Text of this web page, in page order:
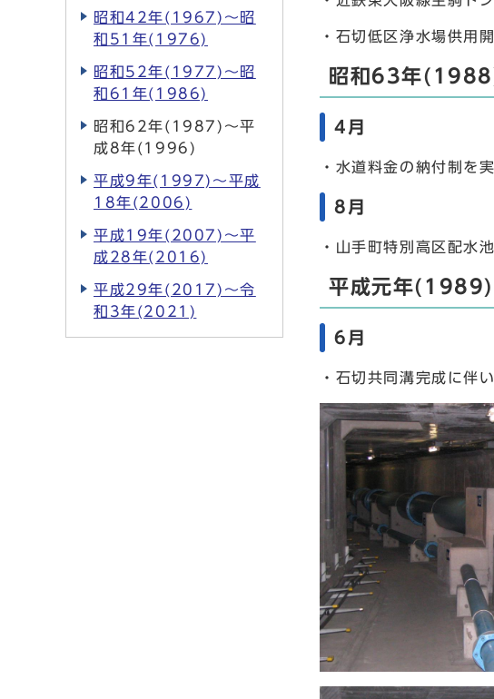
・石切低区浄水場供用
昭和63年
4月
・水道料金の納付制を
8月
・山手町特別高区配水
平成元年(1989)
6月
・石切共同溝完成に伴
昭和42年(1967)～昭
和51年(1976)
昭和52年(1977)～昭
和61年(1986)
昭和62年(1987)～平
成8年(1996)
平成9年(1997)～平成
18年(2006)
平成19年(2007)～平
成28年(2016)
平成29年(2017)～令
和3年(2021)